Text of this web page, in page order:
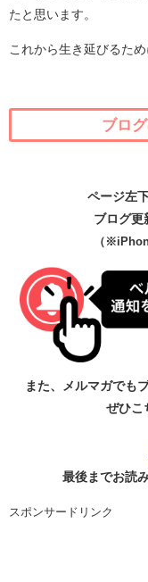
たと思います。
これから生き延びるた
ブロ
ページ左
ブログ更
（
また、メルマガでも
ぜひこ
最後までお読
スポンサードリンク